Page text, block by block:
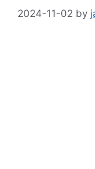
2024-11-02 by